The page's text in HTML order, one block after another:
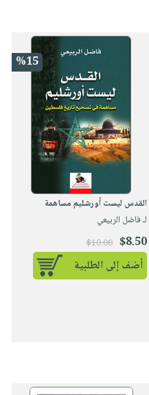
%15
القدس ليست أورشليم مساهمة
لـ فاضل الربيعي
$8.50
$10.00
أضف إلى الطلبية